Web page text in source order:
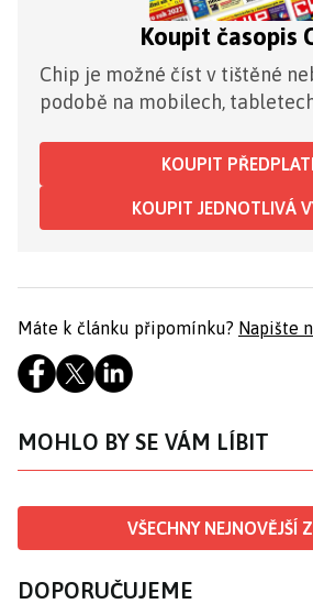
Koupit časopis
Chip je možné číst v tištěné
podobě na mobilech,
KOUPIT
KOUPIT JEDNOTLIVÁ
Máte k článku připomínku? Napište
MOHLO BY SE VÁM LÍBIT
VŠECHNY NEJNOVĚJŠÍ
DOPORUČUJEME